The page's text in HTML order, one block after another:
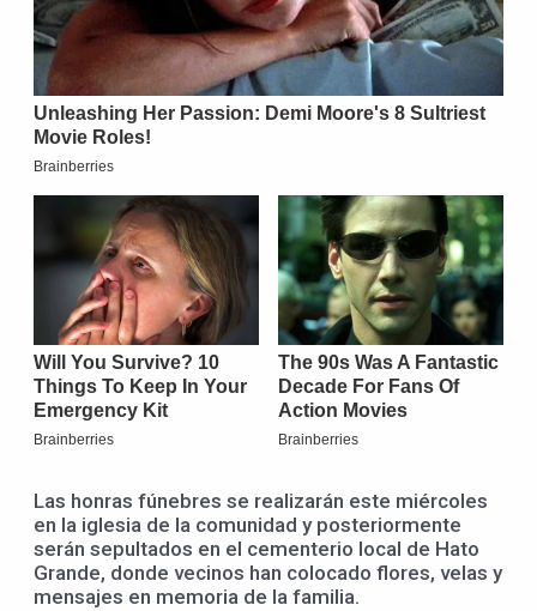
Las honras fúnebres se realizarán este miércoles
en la iglesia de la comunidad y posteriormente
serán sepultados en el cementerio local de Hato
Grande, donde vecinos han colocado flores, velas y
mensajes en memoria de la familia.